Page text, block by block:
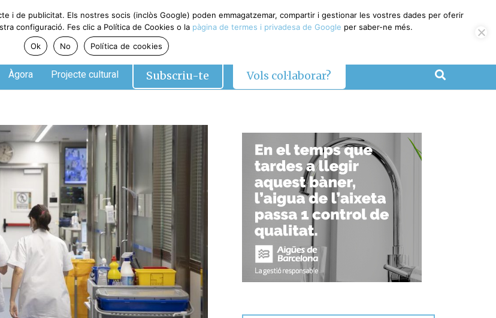
Àgora Projecte cultural Subscriu-te Vols col·laborar?
i de publicitat. Els nostres socis (inclòs Google) poden emmagatzemar, compartir i gestionar les vostres dades per oferir
configuració. Fes clic a Política de Cookies o la pàgina de termes i privadesa de Google per saber-ne més.
Ok
No Política de cookies